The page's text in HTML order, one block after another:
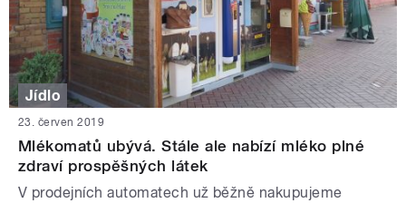
Jídlo
23. červen 2019
Mlékomatů ubývá. Stále ale nabízí mléko plné
zdraví prospěšných látek
V prodejních automatech už běžně nakupujeme